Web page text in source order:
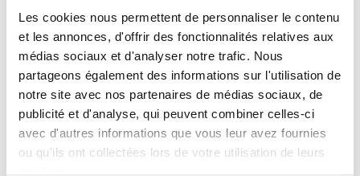
Les cookies nous permettent de personnaliser le contenu
et les annonces, d'offrir des fonctionnalités relatives aux
médias sociaux et d'analyser notre trafic. Nous
partageons également des informations sur l'utilisation de
notre site avec nos partenaires de médias sociaux, de
publicité et d'analyse, qui peuvent combiner celles-ci
avec d'autres informations que vous leur avez fournies
ou qu'ils ont collectées lors de votre utilisation de leurs